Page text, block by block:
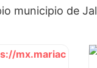
municipio de